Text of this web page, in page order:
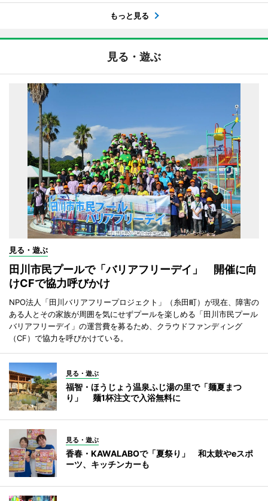
もっと見る
見る・遊ぶ
見る・遊ぶ
田川市民プールで「バリアフリーデイ」 開催に向
けCFで協力呼びかけ
NPO法人「田川バリアフリープロジェクト」（糸田町）が現在、障害の
ある人とその家族が周囲を気にせずプールを楽しめる「田川市民プール
バリアフリーデイ」の運営費を募るため、クラウドファンディング
（CF）で協力を呼びかけている。
見る・遊ぶ
福智・ほうじょう温泉ふじ湯の里で「麺夏まつ
り」 麺1杯注文で入浴無料に
見る・遊ぶ
香春・KAWALABOで「夏祭り」 和太鼓やeスポ
ーツ、キッチンカーも